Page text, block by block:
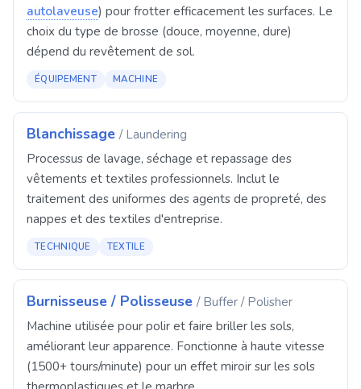
autolaveuse) pour frotter efficacement les surfaces. Le
choix du type de brosse (douce, moyenne, dure)
dépend du revêtement de sol.
ÉQUIPEMENT MACHINE
Blanchissage / Laundering
Processus de lavage, séchage et repassage des
vêtements et textiles professionnels. Inclut le
traitement des uniformes des agents de propreté, des
nappes et des textiles d'entreprise.
TECHNIQUE TEXTILE
Burnisseuse / Polisseuse / Buffer / Polisher
Machine utilisée pour polir et faire briller les sols,
améliorant leur apparence. Fonctionne à haute vitesse
(1500+ tours/minute) pour un effet miroir sur les sols